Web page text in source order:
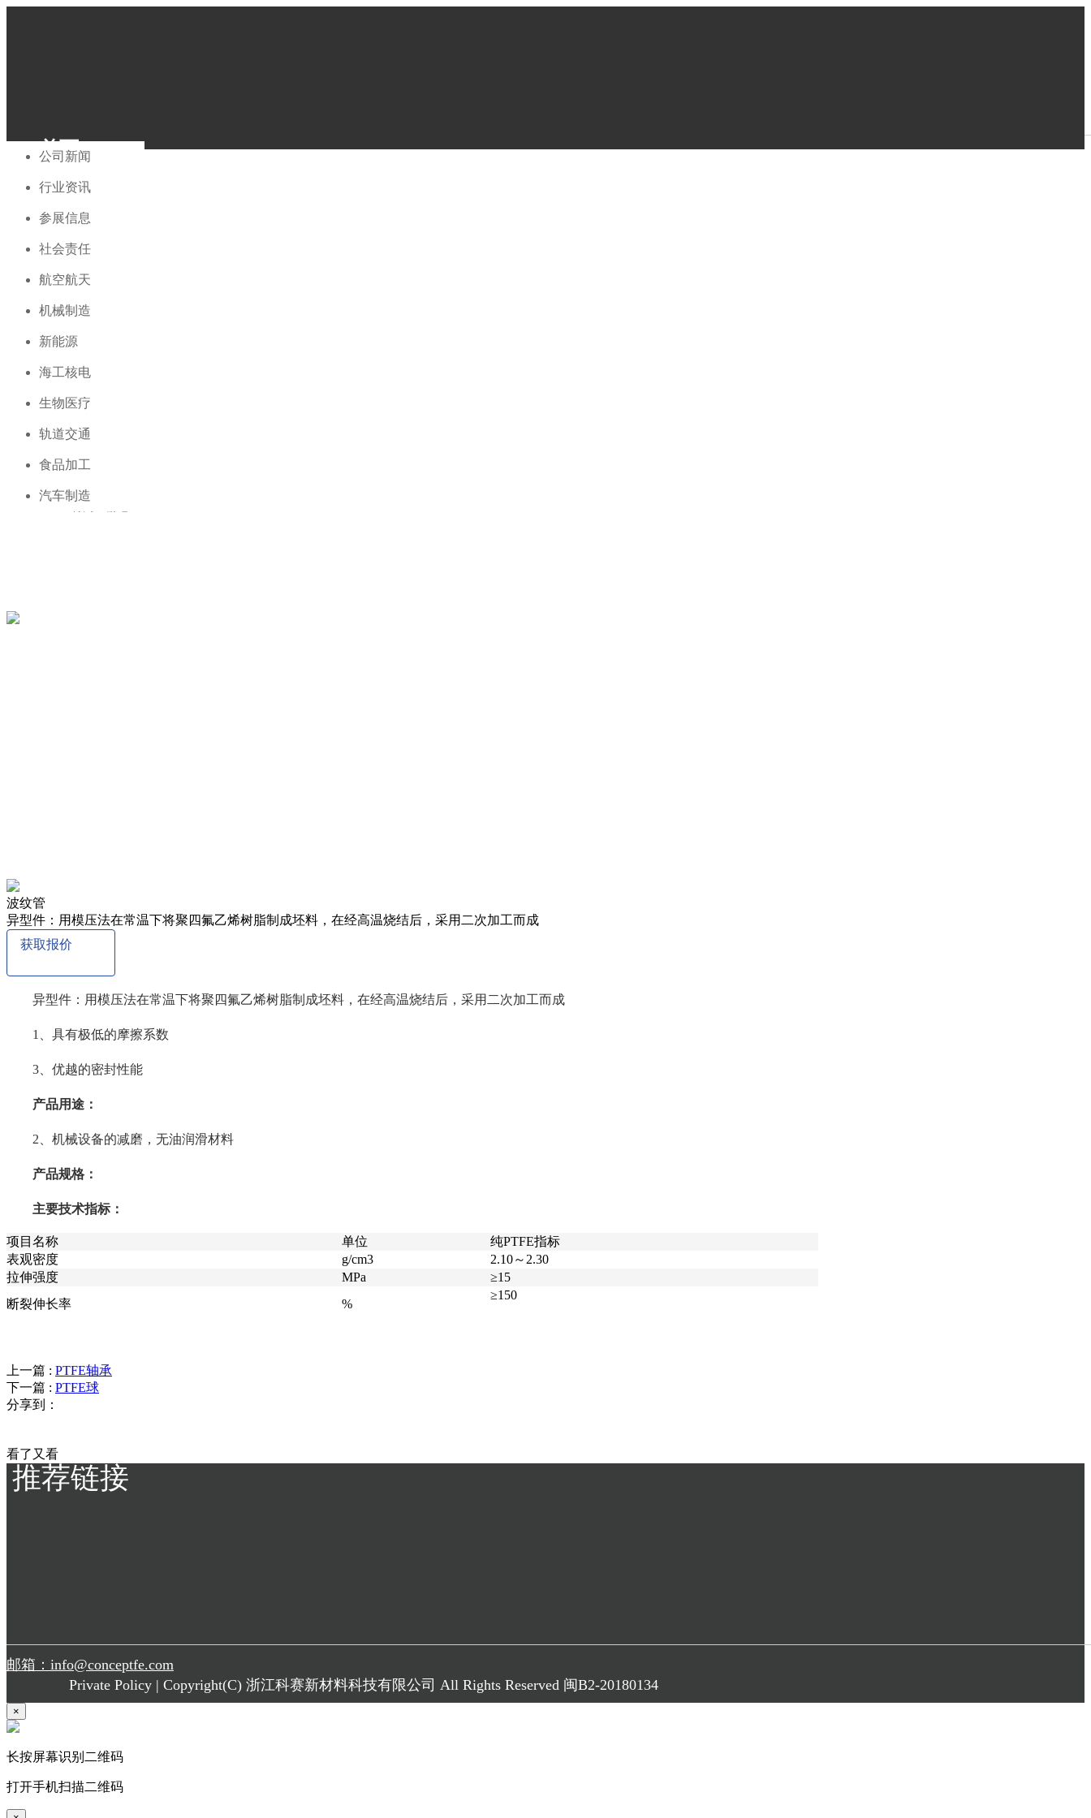
首页
关于我们
公司简介
全球化服务
社会责任
产品中心
型材
PTFE
PVDF
PCTFE
其他工程塑料
成品
半导体
5G 通信
航空航天
机械制造
生物医疗
轨道交通
食品加工
行业应用
半导体
石油化工
泵阀管道
5G通信
航空航天
机械制造
新能源
海工核电
生物医疗
轨道交通
食品加工
汽车制造
公司新闻
行业资讯
参展信息
社会责任
联系我们
English
波纹管
异型件：用模压法在常温下将聚四氟乙烯树脂制成坯料，在经高温烧结后，采用二次加工而成
获取报价
异型件：用模压法在常温下将聚四氟乙烯树脂制成坯料，在经高温烧结后，采用二次加工而成
1、具有极低的摩擦系数
3、优越的密封性能
产品用途：
2、机械设备的减磨，无油润滑材料
产品规格：
主要技术指标：
项目名称 单位
纯PTFE指标
表观密度
g/cm3
2.10～2.30
拉伸强度
MPa
≥15
断裂伸长率
%
≥150
上一篇 : PTFE轴承
下一篇 : PTFE球
分享到：
看了又看
推荐链接
邮箱：info@conceptfe.com
Private Policy | Copyright(C) 浙江科赛新材料科技有限公司 All Rights Reserved 闽B2-20180134
地址：浙江省湖州莫干山国家高新区龙头路9号
×
长按屏幕识别二维码
打开手机扫描二维码